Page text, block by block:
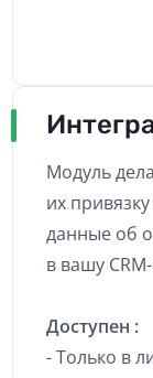
Модуль
их
данные об
в вашу
Доступен :
- Только в